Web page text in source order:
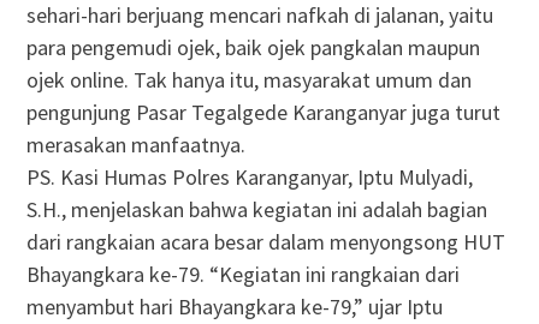
sehari-hari berjuang mencari nafkah di jalanan, yaitu
para pengemudi ojek, baik ojek pangkalan maupun
ojek online. Tak hanya itu, masyarakat umum dan
pengunjung Pasar Tegalgede Karanganyar juga turut
merasakan manfaatnya.
PS. Kasi Humas Polres Karanganyar, Iptu Mulyadi,
S.H., menjelaskan bahwa kegiatan ini adalah bagian
dari rangkaian acara besar dalam menyongsong HUT
Bhayangkara ke-79. “Kegiatan ini rangkaian dari
menyambut hari Bhayangkara ke-79,” ujar Iptu